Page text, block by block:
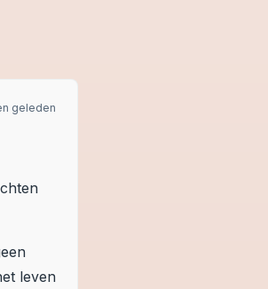
geleden
leven